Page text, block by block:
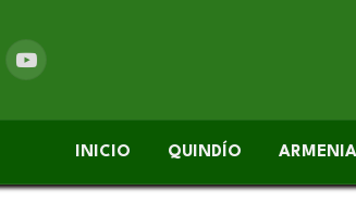
YouTube
INICIO QUINDÍO ARMENIA